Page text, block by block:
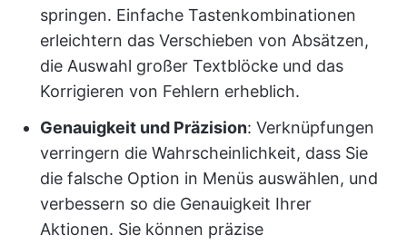
springen. Einfache Tastenkombinationen
erleichtern das Verschieben von Absätzen,
die Auswahl großer Textblöcke und das
Korrigieren von Fehlern erheblich.
Genauigkeit und Präzision: Verknüpfungen
verringern die Wahrscheinlichkeit, dass Sie
die falsche Option in Menüs auswählen, und
verbessern so die Genauigkeit Ihrer
Aktionen. Sie können präzise